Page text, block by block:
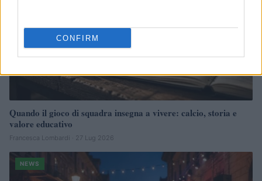
CONFIRM
Quando il gioco di squadra insegna a vivere: calcio, storia e
valore educativo
Francesca Lombardi · 27 Lug 2026
NEWS